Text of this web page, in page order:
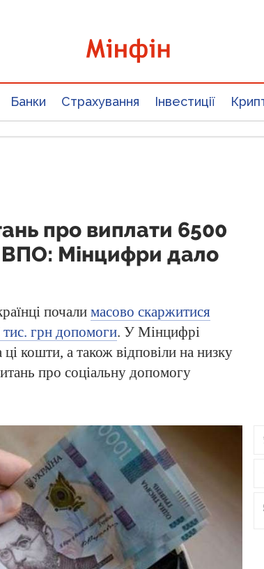
Банки Страхування Інвестиції
про виплати 6500
ВПО: Мінцифри дало
почали масово скаржитися
тис. грн допомоги. У Мінцифрі
ці кошти, а також відповіли на низку
про соціальну допомогу